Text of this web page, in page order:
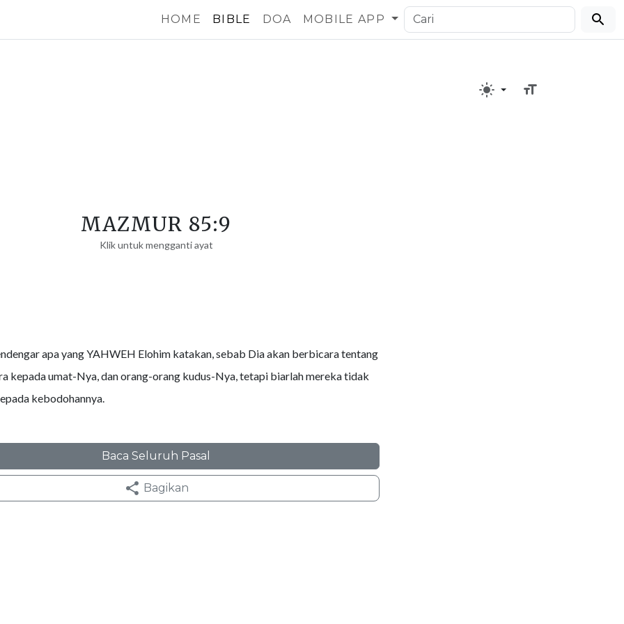
HOME BIBLE DOA MOBILE APP
MAZMUR 85:9
Klik untuk mengganti ayat
apa yang YAHWEH Elohim katakan, sebab Dia akan berbicara tentang
kepada umat-Nya, dan orang-orang kudus-Nya, tetapi biarlah mereka tidak
kebodohannya.
Baca Seluruh Pasal
Bagikan